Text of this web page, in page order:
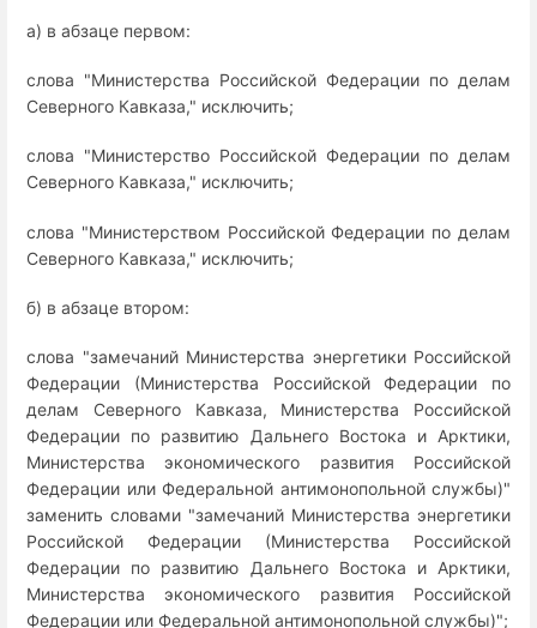
а) в абзаце первом:
слова "Министерства Российской Федерации по делам
Северного Кавказа," исключить;
слова "Министерство Российской Федерации по делам
Северного Кавказа," исключить;
слова "Министерством Российской Федерации по делам
Северного Кавказа," исключить;
б) в абзаце втором:
слова "замечаний Министерства энергетики Российской
Федерации (Министерства Российской Федерации по
делам Северного Кавказа, Министерства Российской
Федерации по развитию Дальнего Востока и Арктики,
Министерства экономического развития Российской
Федерации или Федеральной антимонопольной службы)"
заменить словами "замечаний Министерства энергетики
Российской Федерации (Министерства Российской
Федерации по развитию Дальнего Востока и Арктики,
Министерства экономического развития Российской
Федерации или Федеральной антимонопольной службы)";